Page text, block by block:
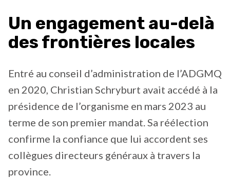
Un engagement au-delà
des frontières locales
Entré au conseil d’administration de l’ADGMQ
en 2020, Christian Schryburt avait accédé à la
présidence de l’organisme en mars 2023 au
terme de son premier mandat. Sa réélection
confirme la confiance que lui accordent ses
collègues directeurs généraux à travers la
province.